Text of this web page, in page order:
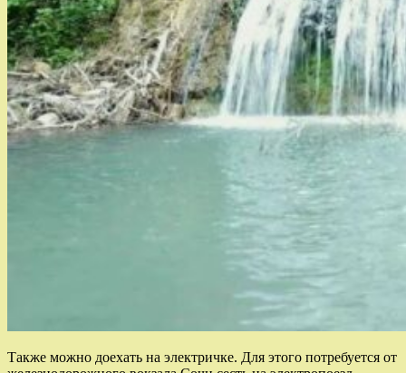
Также можно доехать на электричке. Для этого потребуется от